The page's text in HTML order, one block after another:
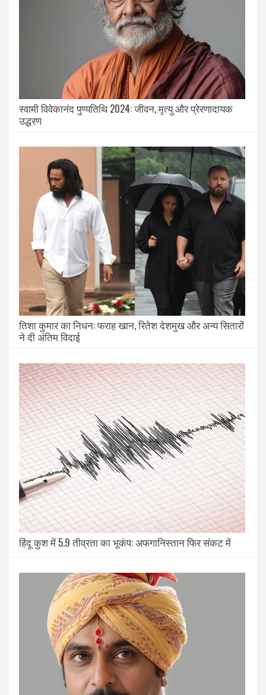
स्वामी विवेकानंद पुण्यतिथि 2024: जीवन, मृत्यु और प्रेरणादायक
उद्धरण
तिशा कुमार का निधन: फराह खान, रितेश देशमुख और अन्य सितारों
ने दी अंतिम विदाई
हिंदू कुश में 5.9 तीव्रता का भूकंप: अफगानिस्तान फिर संकट में